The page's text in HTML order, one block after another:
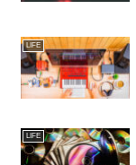
LIFE
LIFE